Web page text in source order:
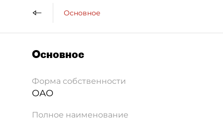
Основное
Основное
Форма собственности
ОАО
Полное наименование